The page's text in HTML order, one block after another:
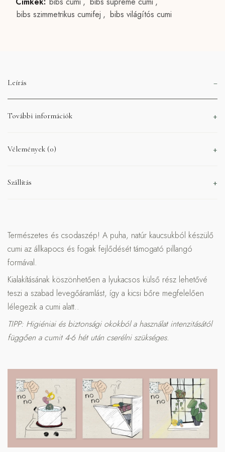
bibs szimmetrikus cumifej , bibs világítós cumi
Leírás
További információk
Vélemények (0)
Szállítás
Természetes és csodaszép! A puha, natúr kaucsukból készülő
cumi az állkapocs és fogak fejlődését támogató pillangó
formával.
Kialakításának köszönhetően a lyukacsos külső rész lehetővé
teszi a szabad levegőáramlást, így a kicsi bőre megfelelően
lélegezik a cumi alatt..
TIPP: Higiéniai és biztonsági okokból a használat intenzitásától
függően a cumit 4-6 hét után cserélni szükséges.